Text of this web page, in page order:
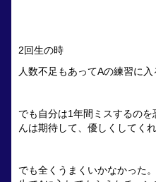
2回生の時
人数不足もあってAの練習に入
でも自分は1年間ミスするの
んは期待して、優しくしてく
でも全くうまくいかなかった